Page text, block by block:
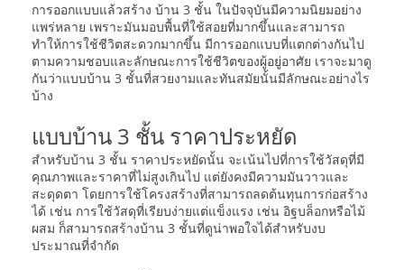
การออกแบบแล้วสร้าง บ้าน 3 ชั้น ในปัจจุบันมีความนิยมอย่าง
แพร่หลาย เพราะมันมอบพื้นที่ใช้สอยที่มากขึ้นและสามารถ
ทำให้การใช้ชีวิตสะดวกมากขึ้น มีการออกแบบที่แตกต่างกันไป
ตามความชอบและลักษณะการใช้ชีวิตของผู้อยู่อาศัย เราจะมาดู
กันว่าแบบบ้าน 3 ชั้นที่สวยงามและทันสมัยนั้นมีลักษณะอย่างไร
บ้าง
แบบบ้าน 3 ชั้น ราคาประหยัด
สำหรับบ้าน 3 ชั้น ราคาประหยัดนั้น จะเน้นไปที่การใช้วัสดุที่มี
คุณภาพและราคาที่ไม่สูงเกินไป แต่ยังคงมีความมันวาวและ
สะดุดตา โดยการใช้โครงสร้างที่สามารถลดต้นทุนการก่อสร้าง
ได้ เช่น การใช้วัสดุที่เรียบง่ายแต่แข็งแรง เช่น อิฐบล็อกหรือไม้
ผสม ก็สามารถสร้างบ้าน 3 ชั้นที่ดูน่าพอใจได้สำหรับงบ
ประมาณที่จำกัด